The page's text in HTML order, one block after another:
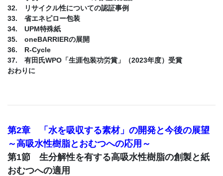
32. リサイクル性についての認証事例
33. 省エネピロー包装
34. UPM特殊紙
35. oneBARRIERの展開
36. R-Cycle
37. 有田氏WPO「生涯包装功労賞」（2023年度）受賞
おわりに
第2章 「水を吸収する素材」の開発と今後の展望
～高吸水性樹脂とおむつへの応用～
第1節 生分解性を有する高吸水性樹脂の創製と紙
おむつへの適用